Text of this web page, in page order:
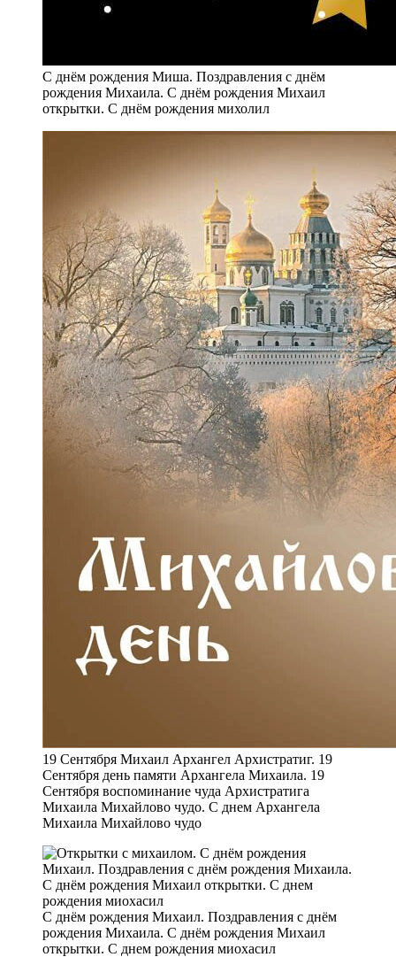
С днём рождения Миша. Поздравления с днём
рождения Михаила. С днём рождения Михаил
открытки. С днём рождения михолил
19 Сентября Михаил Архангел Архистратиг. 19
Сентября день памяти Архангела Михаила. 19
Сентября воспоминание чуда Архистратига
Михаила Михайлово чудо. С днем Архангела
Михаила Михайлово чудо
С днём рождения Михаил. Поздравления с днём
рождения Михаила. С днём рождения Михаил
открытки. С днем рождения миохасил